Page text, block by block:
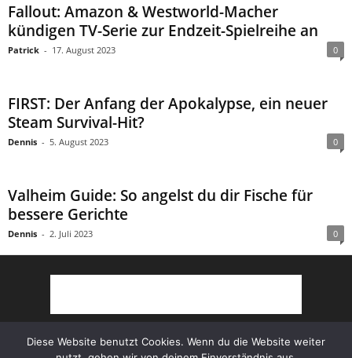
Fallout: Amazon & Westworld-Macher
kündigen TV-Serie zur Endzeit-Spielreihe an
Patrick - 17. August 2023 0
FIRST: Der Anfang der Apokalypse, ein neuer
Steam Survival-Hit?
Dennis - 5. August 2023 0
Valheim Guide: So angelst du dir Fische für
bessere Gerichte
Dennis - 2. Juli 2023 0
Diese Website benutzt Cookies. Wenn du die Website weiter